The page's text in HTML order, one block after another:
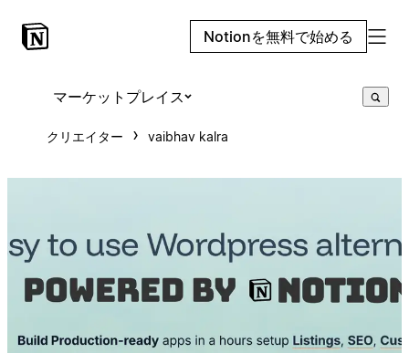
Notionを無料で始める
マーケットプレイス
クリエイター vaibhav kalra